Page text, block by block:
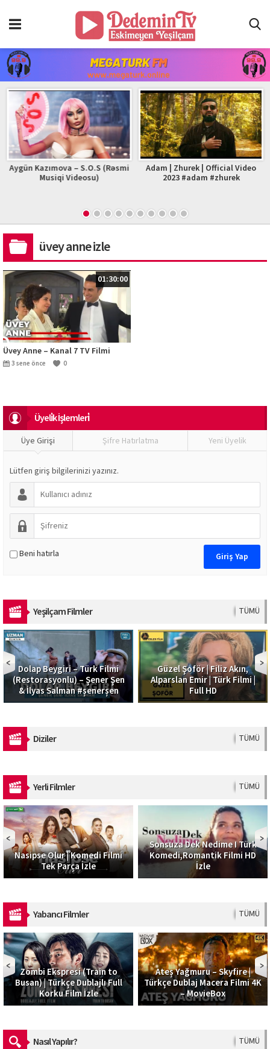
Aygün Kazımova – S.O.S (Rəsmi
Musiqi Videosu)
Adam | Zhurek | Official Video
2023 #adam #zhurek
üvey anne izle
01:30:00
Üvey Anne – Kanal 7 TV Filmi
3 sene önce 0
Üyeli̇k İşlemleri̇
Üye Girişi Şifre Hatırlatma Yeni Üyelik
Lütfen giriş bilgilerinizi yazınız.
Beni hatırla
Yeşilçam Filmler TÜMÜ
Dolap Beygiri – Türk Filmi
(Restorasyonlu) – Şener Şen
& İlyas Salman #şenerşen
Güzel Şoför | Filiz Akın,
Alparslan Emir | Türk Filmi |
Full HD
Diziler TÜMÜ
Yerli Filmler TÜMÜ
Nasipse Olur | Komedi Filmi
Tek Parça İzle
Sonsuza Dek Nedime I Türk
Komedi,Romantik Filmi HD
İzle
Yabancı Filmler TÜMÜ
Zombi Ekspresi (Train to
Busan) | Türkçe Dublajlı Full
Korku Film İzle
Ateş Yağmuru – Skyfire |
Türkçe Dublaj Macera Filmi 4K
– MovieBox
Nasıl Yapılır? TÜMÜ